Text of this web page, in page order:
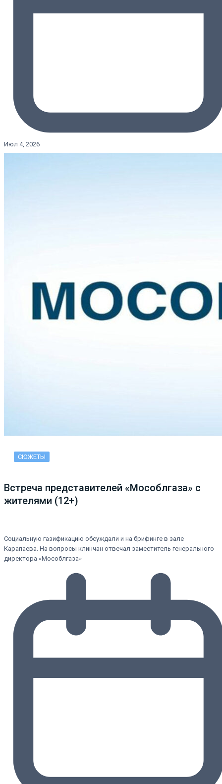
Июл 4, 2026
СЮЖЕТЫ
Встреча представителей «Мособлгаза» с
жителями (12+)
Социальную газификацию обсуждали и на брифинге в зале
Карапаева. На вопросы клинчан отвечал заместитель генерального
директора «Мособлгаза»